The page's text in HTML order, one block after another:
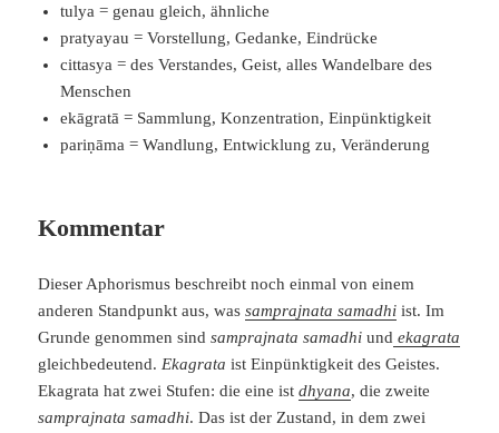
tulya = genau gleich, ähnliche
pratyayau = Vorstellung, Gedanke, Eindrücke
cittasya = des Verstandes, Geist, alles Wandelbare des
Menschen
ekāgratā = Sammlung, Konzentration, Einpünktigkeit
pariṇāma = Wandlung, Entwicklung zu, Veränderung
Kommentar
Dieser Aphorismus beschreibt noch einmal von einem
anderen Standpunkt aus, wassamprajnata samadhi ist. Im
Grunde genommen sindsamprajnata samadhi und ekagrata
gleichbedeutend. Ekagrata ist Einpünktigkeit des Geistes.
Ekagrata hat zwei Stufen: die eine istdhyana, die zweite
samprajnata samadhi. Das ist der Zustand, in dem zwei